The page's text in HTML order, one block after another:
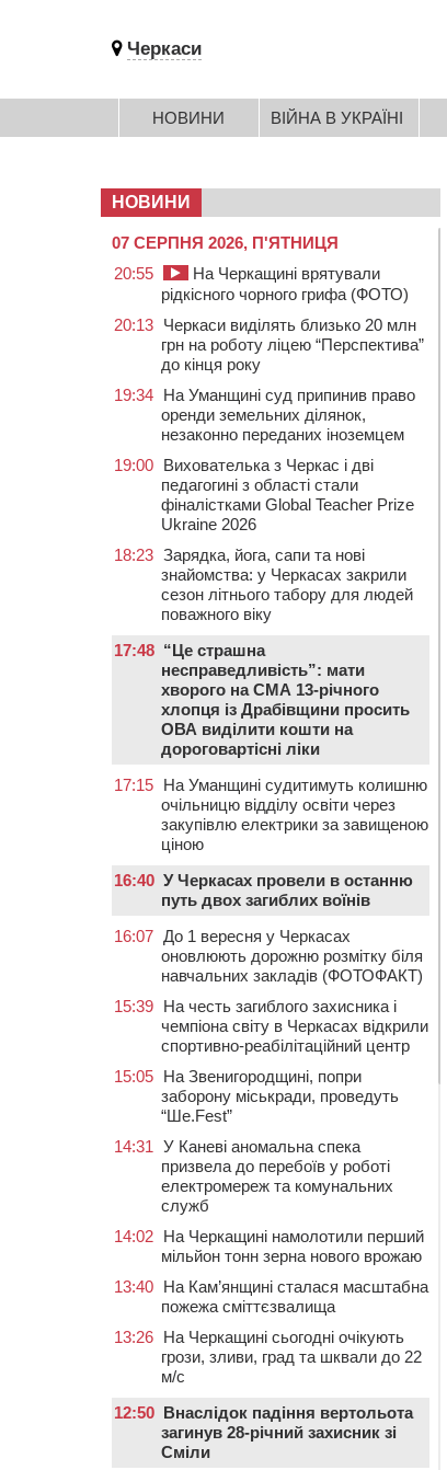
Черкаси
НОВИНИ ВІЙНА В УКРАЇНІ
НОВИНИ
07 СЕРПНЯ 2026, П'ЯТНИЦЯ
20:55
На Черкащині врятували
рідкісного чорного грифа (ФОТО)
20:13 Черкаси виділять близько 20 млн
грн на роботу ліцею “Перспектива”
до кінця року
19:34 На Уманщині суд припинив право
оренди земельних ділянок,
незаконно переданих іноземцем
19:00 Вихователька з Черкас і дві
педагогині з області стали
фіналістками Global Teacher Prize
Ukraine 2026
18:23 Зарядка, йога, сапи та нові
знайомства: у Черкасах закрили
сезон літнього табору для людей
поважного віку
17:48 “Це страшна
несправедливість”: мати
хворого на СМА 13-річного
хлопця із Драбівщини просить
ОВА виділити кошти на
дороговартісні ліки
17:15 На Уманщині судитимуть колишню
очільницю відділу освіти через
закупівлю електрики за завищеною
ціною
16:40 У Черкасах провели в останню
путь двох загиблих воїнів
16:07 До 1 вересня у Черкасах
оновлюють дорожню розмітку біля
навчальних закладів (ФОТОФАКТ)
15:39 На честь загиблого захисника і
чемпіона світу в Черкасах відкрили
спортивно-реабілітаційний центр
15:05 На Звенигородщині, попри
заборону міськради, проведуть
“Ше.Fest”
14:31 У Каневі аномальна спека
призвела до перебоїв у роботі
електромереж та комунальних
служб
14:02 На Черкащині намолотили перший
мільйон тонн зерна нового врожаю
13:40 На Кам’янщині сталася масштабна
пожежа сміттєзвалища
13:26 На Черкащині сьогодні очікують
грози, зливи, град та шквали до 22
м/с
12:50 Внаслідок падіння вертольота
загинув 28-річний захисник зі
Сміли